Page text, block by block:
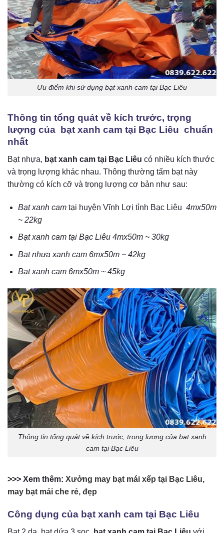
Ưu điểm khi sử dụng bạt xanh cam tại Bạc Liêu
Thông tin tổng quát về kích trước, trọng
lượng của bạt xanh cam tại Bạc Liêu chuẩn
nhất
Bạt nhựa, bạt xanh cam tại Bạc Liêu có nhiều kích thước
và trọng lượng khác nhau. Thông thường tấm bạt này
thường có kích cỡ và trọng lượng cơ bản như sau:
Bạt xanh cam tại huyện Vĩnh Lợi tỉnh Bạc Liêu 4mx50m
~ 22kg
Bạt xanh cam tại Bạc Liêu 4mx50m ~ 30kg
Bạt nhựa xanh cam 6mx50m ~ 42kg
Bạt xanh cam 6mx50m ~ 45kg
Thông tin tổng quát về kích trước, trọng lượng của bạt xanh
cam tại Bạc Liêu
>>> Xem thêm: Xưởng may bạt mái xếp tại Bạc Liêu,
may bạt mái che rẻ, đẹp
Công dụng của bạt xanh cam tại Bạc Liêu